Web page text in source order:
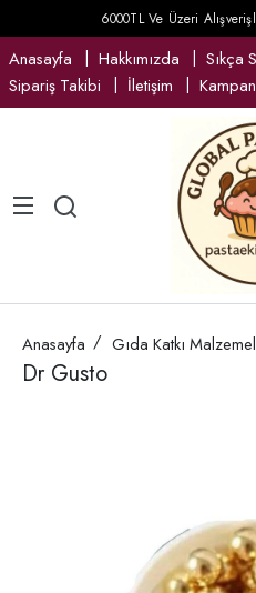
6000TL Ve Üzeri
Anasayfa Hakkımızda
Sıkça
Sipariş Takibi
İletişim
Anasayfa Gıda Katkı
Dr Gusto